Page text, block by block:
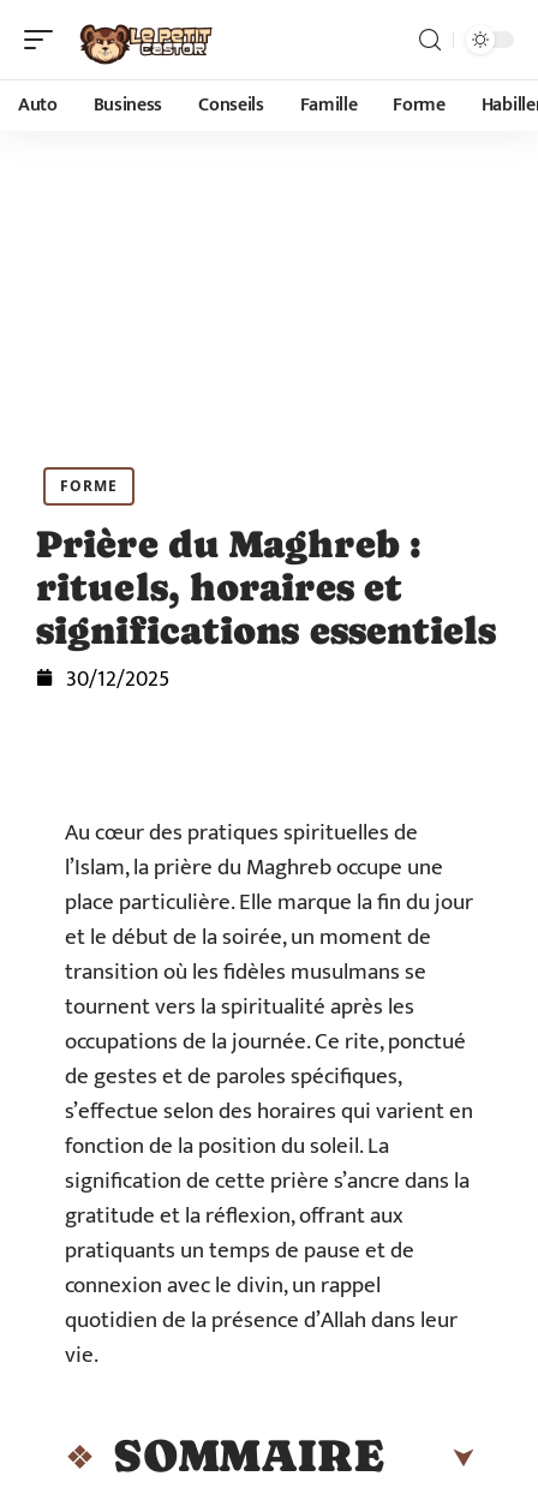
Auto Business Conseils Famille Forme
FORME
Prière du Maghreb :
rituels, horaires et
significations essentiels
30/12/2025
Au cœur des pratiques spirituelles de
l’Islam, la prière du Maghreb occupe une
place particulière. Elle marque la fin du jour
et le début de la soirée, un moment de
transition où les fidèles musulmans se
tournent vers la spiritualité après les
occupations de la journée. Ce rite, ponctué
de gestes et de paroles spécifiques,
s’effectue selon des horaires qui varient en
fonction de la position du soleil. La
signification de cette prière s’ancre dans la
gratitude et la réflexion, offrant aux
pratiquants un temps de pause et de
connexion avec le divin, un rappel
quotidien de la présence d’Allah dans leur
vie.
SOMMAIRE